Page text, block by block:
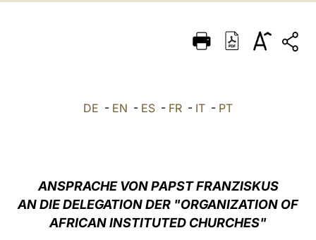
ITALIANO
中文
LATINE
DE - EN - ES - FR - IT - PT
ANSPRACHE VON PAPST FRANZISKUS
AN DIE DELEGATION DER "ORGANIZATION OF
AFRICAN INSTITUTED CHURCHES"